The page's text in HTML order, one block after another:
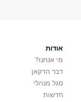
אודות
מי אנחנו?
דבר הדקאן
סגל מנהלי
חדשות